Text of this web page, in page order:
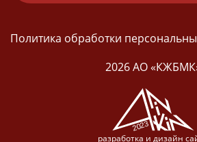
Политика обработки
2026 АО
разработка и дизайн